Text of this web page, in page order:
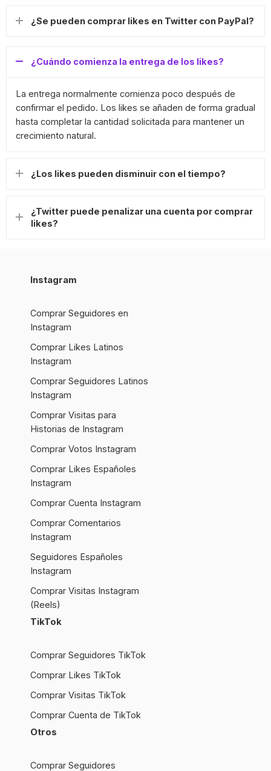
¿Se pueden comprar likes en Twitter con PayPal?
¿Cuándo comienza la entrega de los likes?
La entrega normalmente comienza poco después de
confirmar el pedido. Los likes se añaden de forma gradual
hasta completar la cantidad solicitada para mantener un
crecimiento natural.
¿Los likes pueden disminuir con el tiempo?
¿Twitter puede penalizar una cuenta por comprar
likes?
Instagram
Comprar Seguidores en
Instagram
Comprar Likes Latinos
Instagram
Comprar Seguidores Latinos
Instagram
Comprar Visitas para
Historias de Instagram
Comprar Votos Instagram
Comprar Likes Españoles
Instagram
Comprar Cuenta Instagram
Comprar Comentarios
Instagram
Seguidores Españoles
Instagram
Comprar Visitas Instagram
(Reels)
TikTok
Comprar Seguidores TikTok
Comprar Likes TikTok
Comprar Visitas TikTok
Comprar Cuenta de TikTok
Otros
Comprar Seguidores